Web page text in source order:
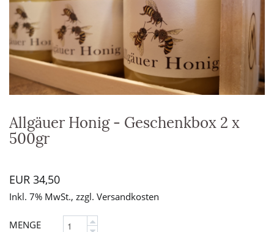
Allgäuer Honig - Geschenkbox 2 x
500gr
EUR 34,50
Inkl. 7% MwSt., zzgl. Versandkosten
MENGE